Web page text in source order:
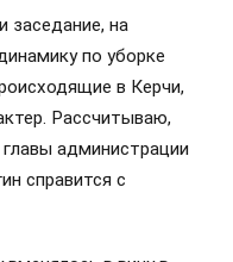
заседание, на
по уборке
в Керчи,
Рассчитываю,
администрации
справится с